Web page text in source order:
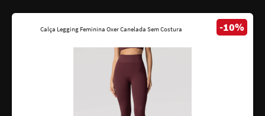
Calça Legging Feminina Oxer Canelada Sem Costura -10%